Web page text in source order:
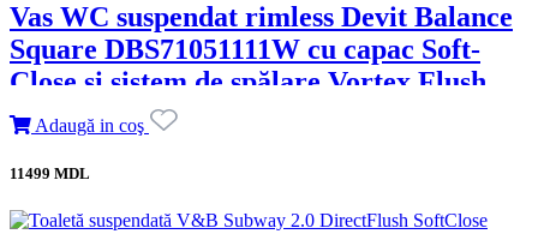
Vas WC suspendat rimless Devit Balance
Square DBS71051111W cu capac Soft-
Close și sistem de spălare Vortex Flush,
alb lucios
Adaugă in coş
11499 MDL